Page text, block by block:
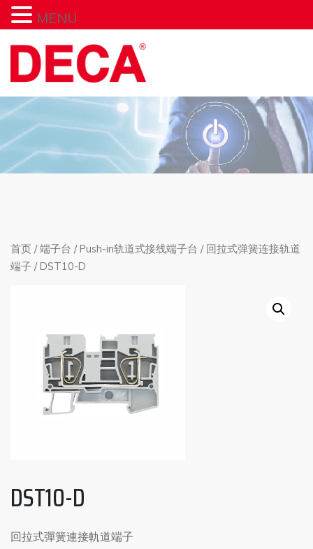
首页 /端子台 /Push-in轨道式接线端子台 / 回拉式弹簧连接轨道
端子 / DST10-D
DST10-D
回拉式彈簧連接軌道端子
MENU